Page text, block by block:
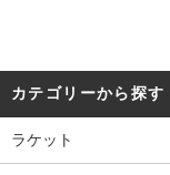
カテゴリーから探す
ラケット